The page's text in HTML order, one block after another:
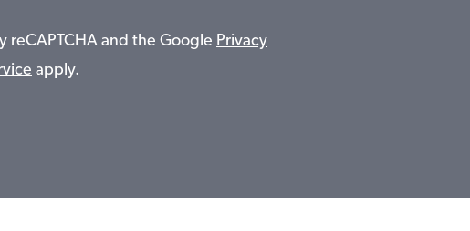
reCAPTCHA and the Google Privacy
apply.